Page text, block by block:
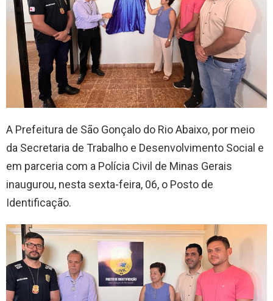
A Prefeitura de São Gonçalo do Rio Abaixo, por meio
da Secretaria de Trabalho e Desenvolvimento Social e
em parceria com a Polícia Civil de Minas Gerais
inaugurou, nesta sexta-feira, 06, o Posto de
Identificação.